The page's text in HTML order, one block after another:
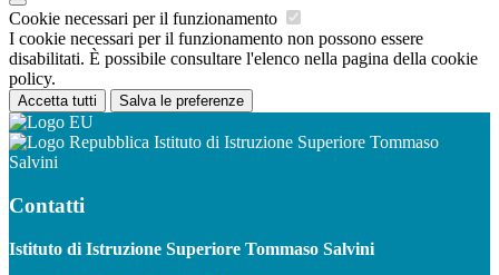
Cookie necessari per il funzionamento
I cookie necessari per il funzionamento non possono essere
disabilitati. È possibile consultare l'elenco nella pagina della cookie
policy.
Accetta tutti Salva le preferenze
Istituto di Istruzione Superiore Tommaso
Salvini
Contatti
Istituto di Istruzione Superiore Tommaso Salvini